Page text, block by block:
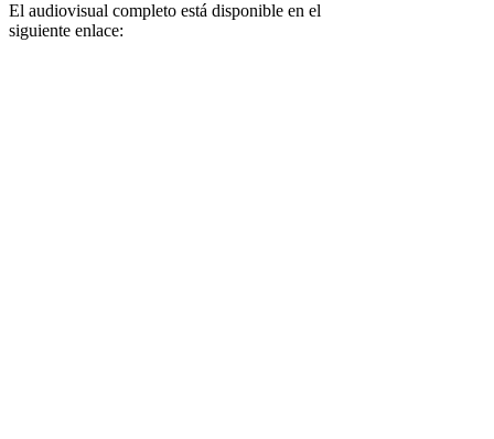
El audiovisual completo está disponible en el
siguiente enlace: